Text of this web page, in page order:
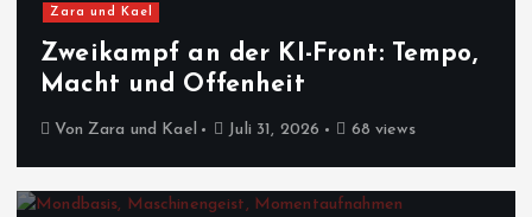
Zara und Kael
Zweikampf an der KI-Front: Tempo,
Macht und Offenheit
Von Zara und Kael Juli 31, 2026 68 views